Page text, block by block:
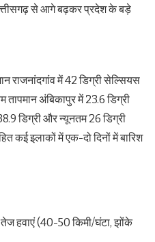
से आगे बढ़कर प्रदेश के बड़े
राजनांदगांव में 42 डिग्री सेल्सियस
अंबिकापुर में 23.6 डिग्री
डिग्री और न्यूनतम 26 डिग्री
कई इलाकों में एक-दो दिनों में बारिश
हवाएं (40-50 किमी/घंटा, झोंके